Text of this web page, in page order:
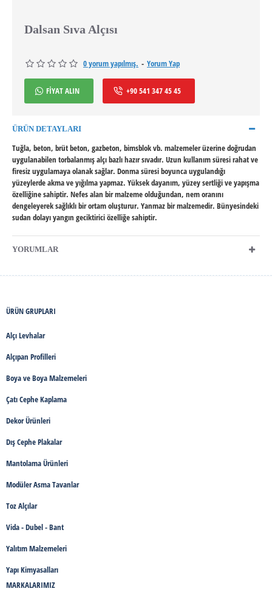
Dalsan Sıva Alçısı
0 yorum yapılmış. - Yorum Yap
FİYAT ALIN +90 541 347 45 45
ÜRÜN DETAYLARI
Tuğla, beton, brüt beton, gazbeton, bimsblok vb. malzemeler üzerine doğrudan
uygulanabilen torbalanmış alçı bazlı hazır sıvadır. Uzun kullanım süresi rahat ve
firesiz uygulamaya olanak sağlar. Donma süresi boyunca uygulandığı
yüzeylerde akma ve yığılma yapmaz. Yüksek dayanım, yüzey sertliği ve yapışma
özelliğine sahiptir. Nefes alan bir malzeme olduğundan, nem oranını
dengeleyerek sağlıklı bir ortam oluşturur. Yanmaz bir malzemedir. Bünyesindeki
sudan dolayı yangın geciktirici özelliğe sahiptir.
YORUMLAR
ÜRÜN GRUPLARI
Alçı Levhalar
Alçıpan Profilleri
Boya ve Boya Malzemeleri
Çatı Cephe Kaplama
Dekor Ürünleri
Dış Cephe Plakalar
Mantolama Ürünleri
Modüler Asma Tavanlar
Toz Alçılar
Vida - Dubel - Bant
Yalıtım Malzemeleri
Yapı Kimyasalları
MARKALARIMIZ